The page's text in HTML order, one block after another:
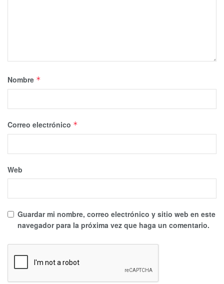
Nombre *
Correo electrónico *
Web
Guardar mi nombre, correo electrónico y sitio web en este
navegador para la próxima vez que haga un comentario.